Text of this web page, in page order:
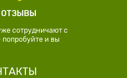
ОТЗЫВЫ
сотрудничают с
и вы